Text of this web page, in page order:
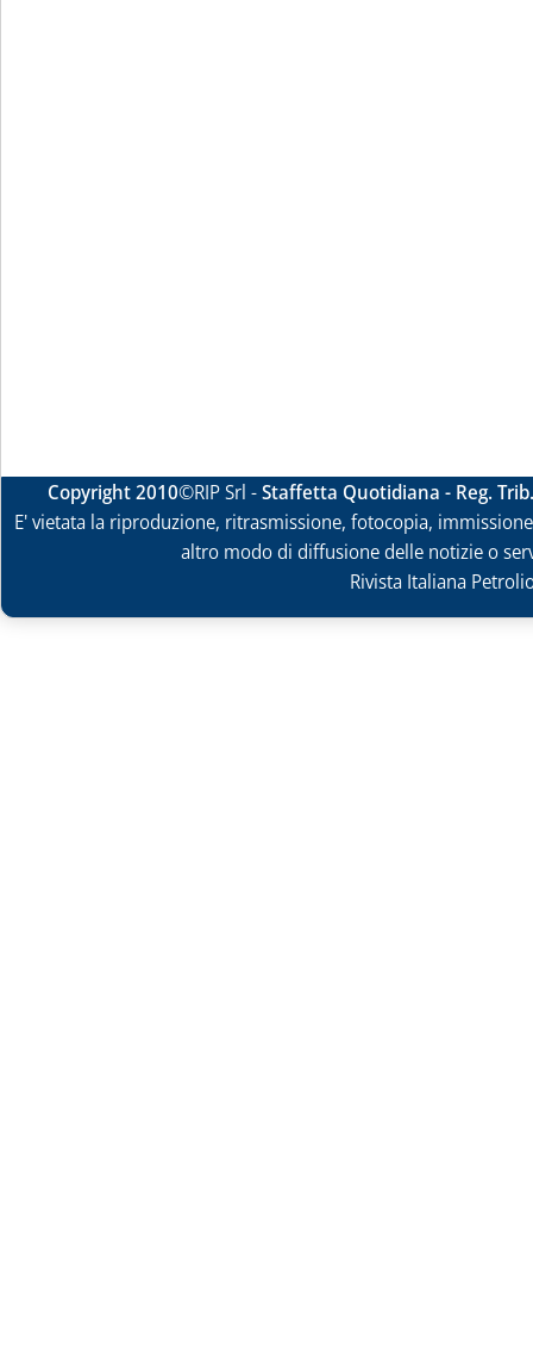
Copyright 2010©RIP Srl -Staffetta Quotidiana - Reg.
E' vietata la riproduzione, ritrasmissione, fotocopia,
altro modo di diffusione delle notizie o
Rivista Italiana